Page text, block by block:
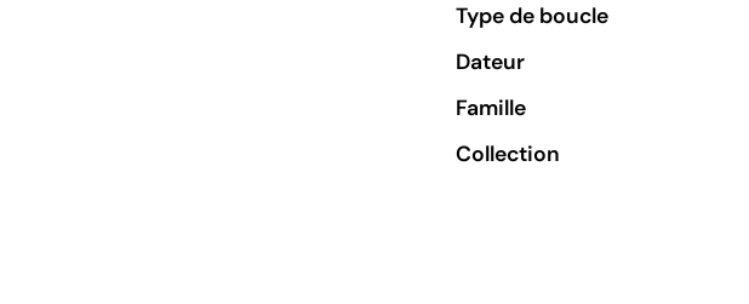
Type de boucle
Dateur
Famille
Collection